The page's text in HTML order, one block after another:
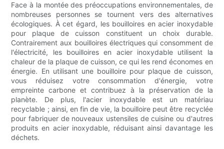
Face à la montée des préoccupations environnementales, de
nombreuses personnes se tournent vers des alternatives
écologiques. À cet égard, les bouilloires en acier inoxydable
pour plaque de cuisson constituent un choix durable.
Contrairement aux bouilloires électriques qui consomment de
l'électricité, les bouilloires en acier inoxydable utilisent la
chaleur de la plaque de cuisson, ce qui les rend économes en
énergie. En utilisant une bouilloire pour plaque de cuisson,
vous réduisez votre consommation d'énergie, votre
empreinte carbone et contribuez à la préservation de la
planète. De plus, l'acier inoxydable est un matériau
recyclable ; ainsi, en fin de vie, la bouilloire peut être recyclée
pour fabriquer de nouveaux ustensiles de cuisine ou d'autres
produits en acier inoxydable, réduisant ainsi davantage les
déchets.